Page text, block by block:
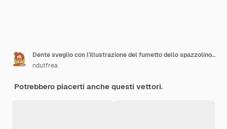
Dente sveglio con l'illustrazione del fumetto dello spazzolino da denti del dentifricio del dentifricio degli elementi dentali
ndutfrea
Potrebbero piacerti anche questi vettori.